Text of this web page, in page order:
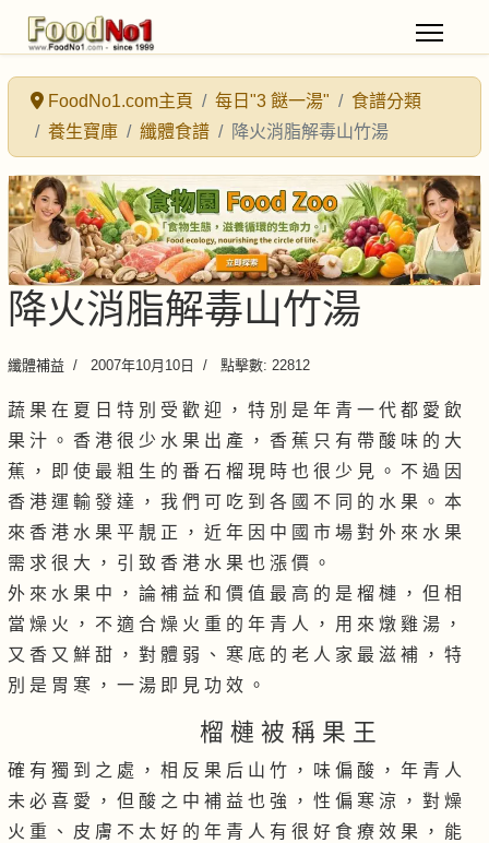
FoodNo1.com主頁 每日"3 餸一湯"
食譜分類
養生寶庫
纖體食譜 降火消脂解毒山竹湯
降火消脂解毒山竹湯
纖體補益 2007年10月10日 點擊數: 22812
蔬 果 在 夏 日 特 別 受 歡 迎 ， 特 別 是 年 青 一 代 都 愛 飲
果 汁 。 香 港 很 少 水 果 出 產 ， 香 蕉 只 有 帶 酸 味 的 大
蕉 ， 即 使 最 粗 生 的 番 石 榴 現 時 也 很 少 見 。 不 過 因
香 港 運 輸 發 達 ， 我 們 可 吃 到 各 國 不 同 的 水 果 。 本
來 香 港 水 果 平 靚 正 ， 近 年 因 中 國 市 場 對 外 來 水 果
需 求 很 大 ， 引 致 香 港 水 果 也 漲 價 。
外 來 水 果 中 ， 論 補 益 和 價 值 最 高 的 是 榴 槤 ， 但 相
當 燥 火 ， 不 適 合 燥 火 重 的 年 青 人 ， 用 來 燉 雞 湯 ，
又 香 又 鮮 甜 ， 對 體 弱 、 寒 底 的 老 人 家 最 滋 補 ， 特
別 是 胃 寒 ， 一 湯 即 見 功 效 。
榴 槤 被 稱 果 王
確 有 獨 到 之 處 ， 相 反 果 后 山 竹 ， 味 偏 酸 ， 年 青 人
未 必 喜 愛 ， 但 酸 之 中 補 益 也 強 ， 性 偏 寒 涼 ， 對 燥
火 重 、 皮 膚 不 太 好 的 年 青 人 有 很 好 食 療 效 果 ， 能